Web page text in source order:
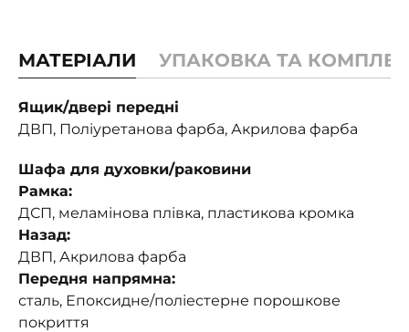
МАТЕРІАЛИ УПАКОВКА ТА
Ящик/двері передні
ДВП, Поліуретанова фарба, Акрилова фарба
Шафа для духовки/раковини
Рамка:
ДСП, меламінова плівка, пластикова кромка
Назад:
ДВП, Акрилова фарба
Передня напрямна:
сталь, Епоксидне/поліестерне порошкове
покриття